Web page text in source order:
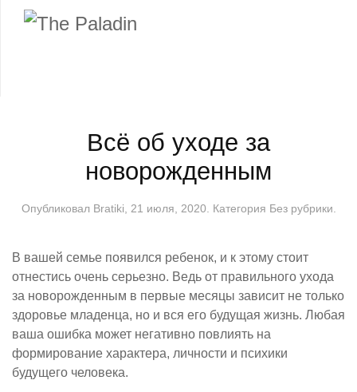
Всё об уходе за
новорожденным
Опубликовал Bratiki 21 июля, 2020 . Категория Без рубрики
В вашей семье появился ребенок, и к этому стоит
отнестись очень серьезно. Ведь от правильного ухода
за новорожденным в первые месяцы зависит не только
здоровье младенца, но и вся его будущая жизнь. Любая
ваша ошибка может негативно повлиять на
формирование характера, личности и психики
будущего человека.